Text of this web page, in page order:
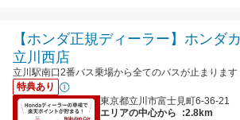
【ホンダ正規ディーラー】ホンダ
立川西店
立川駅南口2番バス乗場から全てのバスが止まりま
特典あり
東京都立川市富士見町6-36-21
エリアの中心から
:2.8km